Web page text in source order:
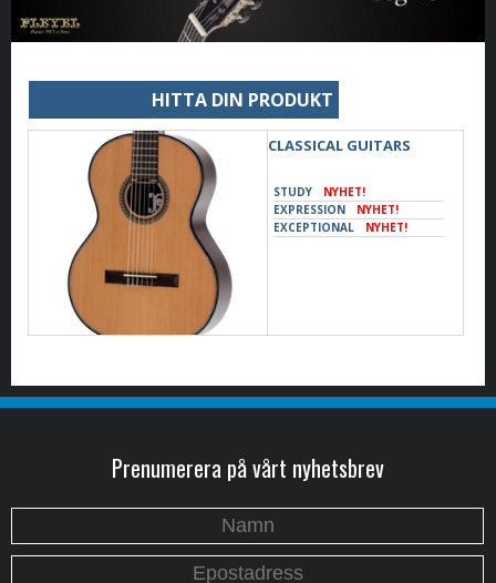
OM
OSS
KONTAKT
HITTA DIN PRODUKT
CLASSICAL GUITARS
STUDY
NYHET!
EXPRESSION
NYHET!
EXCEPTIONAL
NYHET!
Prenumerera på vårt nyhetsbrev